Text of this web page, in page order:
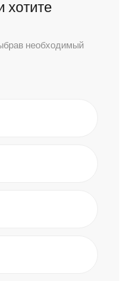
хотите
необходимый